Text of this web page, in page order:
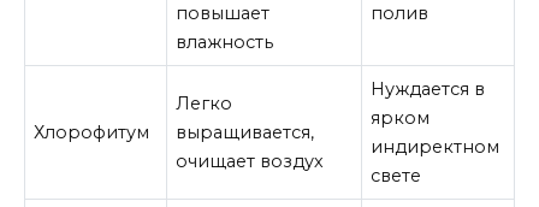
повышает
влажность
полив
Хлорофитум
Легко
выращивается,
очищает воздух
Нуждается в
ярком
индиректном
свете